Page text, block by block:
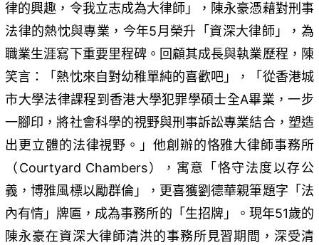
律的興趣，令我立志成為大律師」，陳永豪憑藉對刑事
法律的熱忱與專業，今年5月榮升「資深大律師」，為
職業生涯寫下重要里程碑。回顧其成長與執業歷程，陳
笑言：「熱忱來自對幼稚單純的喜歡吧」，「從香港城
市大學法律課程到香港大學犯罪學碩士全A畢業，一步
一腳印，將社會科學的視野與刑事訴訟專業結合，塑造
出更立體的法律視野。」他創辦的恪雅大律師事務所
（Courtyard Chambers），寓意「恪守法度以存公
義，博雅風標以勵群倫」，更喜獲劉德華親筆題字「法
內有情」牌匾，成為事務所的「生招牌」。現年51歲的
陳永豪在資深大律師清洪的事務所見習期間，深受清